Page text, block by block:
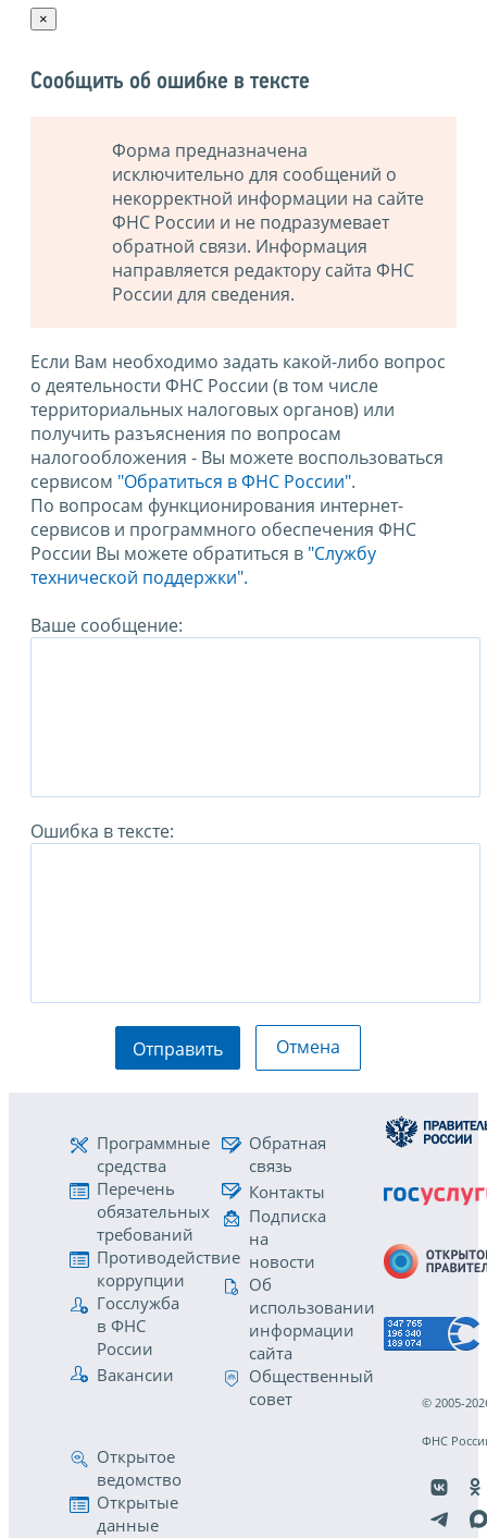
×
Сообщить об ошибке в тексте
Форма предназначена
исключительно для сообщений о
некорректной информации на сайте
ФНС России и не подразумевает
обратной связи. Информация
направляется редактору сайта ФНС
России для сведения.
Если Вам необходимо задать какой-либо вопрос
о деятельности ФНС России (в том числе
территориальных налоговых органов) или
получить разъяснения по вопросам
налогообложения - Вы можете воспользоваться
сервисом "Обратиться в ФНС России".
По вопросам функционирования интернет-
сервисов и программного обеспечения ФНС
России Вы можете обратиться в "Службу
технической поддержки".
Ваше сообщение:
Ошибка в тексте:
Отправить Отмена
Программные
средства
Перечень
обязательных
требований
Противодействие
коррупции
Госслужба
в ФНС
России
Вакансии
Обратная
связь
Контакты
Подписка
на
новости
Об
использовании
информации
сайта
Общественный
совет
Открытое
ведомство
Открытые
данные
© 2005-
ФНС